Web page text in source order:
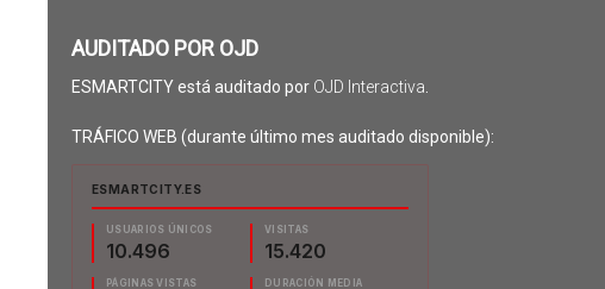
AUDITADO POR OJD
ESMARTCITY está auditado por OJD Interactiva
TRÁFICO WEB (durante último mes auditado disponible):